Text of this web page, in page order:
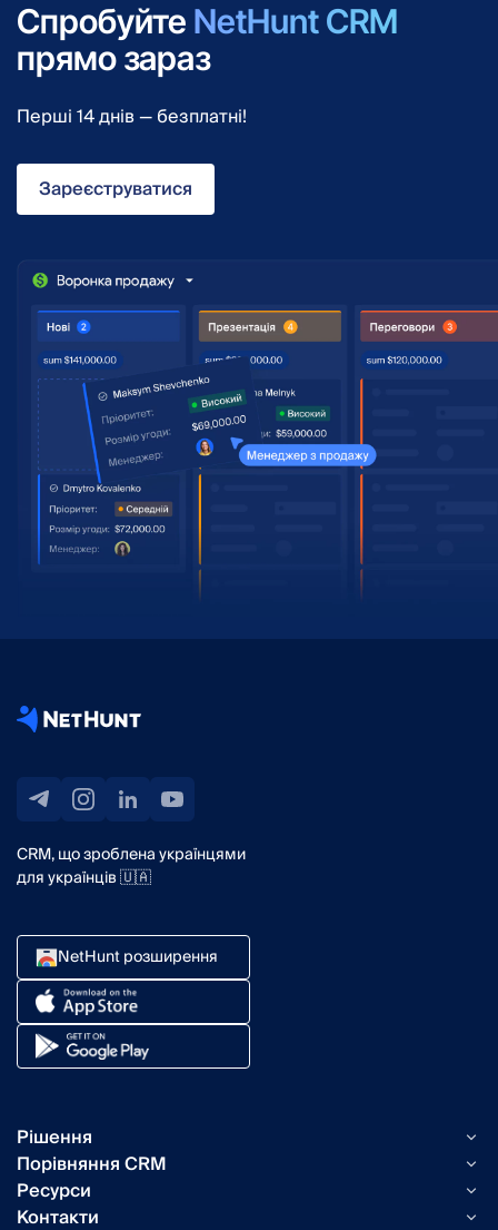
Спробуйте NetHunt CRM
прямо зараз
Перші 14 днів — безплатні!
Зареєструватися
CRM, що зроблена українцями
для українців 🇺🇦
NetHunt розширення
Рішення
Можливості NetHunt
Email-кампанії
Автоматизація продажу
Індустрії
Порівняння CRM
Таск-менеджер vs NetHunt
Ресурси
Контакти